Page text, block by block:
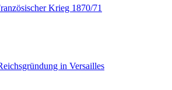
Krieg 1870/71
in Versailles